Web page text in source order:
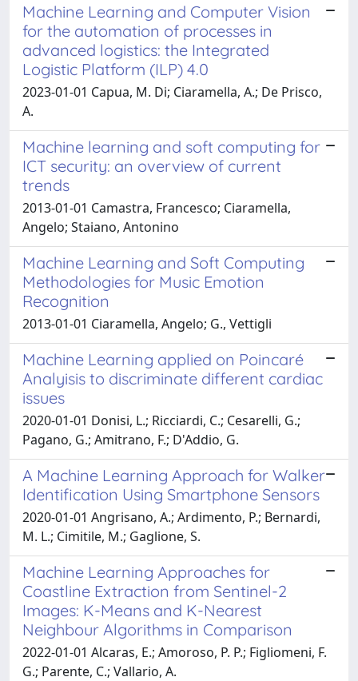
Machine Learning and Computer Vision
for the automation of processes in
advanced logistics: the Integrated
Logistic Platform (ILP) 4.0
2023-01-01 Capua, M. Di; Ciaramella, A.; De Prisco,
A.
Machine learning and soft computing for
ICT security: an overview of current
trends
2013-01-01 Camastra, Francesco; Ciaramella,
Angelo; Staiano, Antonino
Machine Learning and Soft Computing
Methodologies for Music Emotion
Recognition
2013-01-01 Ciaramella, Angelo; G., Vettigli
Machine Learning applied on Poincaré
Analyisis to discriminate different cardiac
issues
2020-01-01 Donisi, L.; Ricciardi, C.; Cesarelli, G.;
Pagano, G.; Amitrano, F.; D'Addio, G.
A Machine Learning Approach for Walker
Identification Using Smartphone Sensors
2020-01-01 Angrisano, A.; Ardimento, P.; Bernardi,
M. L.; Cimitile, M.; Gaglione, S.
Machine Learning Approaches for
Coastline Extraction from Sentinel-2
Images: K-Means and K-Nearest
Neighbour Algorithms in Comparison
2022-01-01 Alcaras, E.; Amoroso, P. P.; Figliomeni, F.
G.; Parente, C.; Vallario, A.